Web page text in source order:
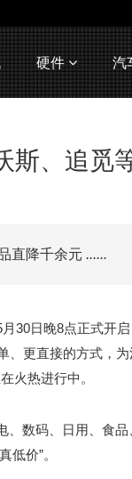
硬件 汽
斯、追觅
直降千余元 ......
30日晚8点正式开
、更直接的方式，
火热进行中。
、数码、日用、食
低价”。